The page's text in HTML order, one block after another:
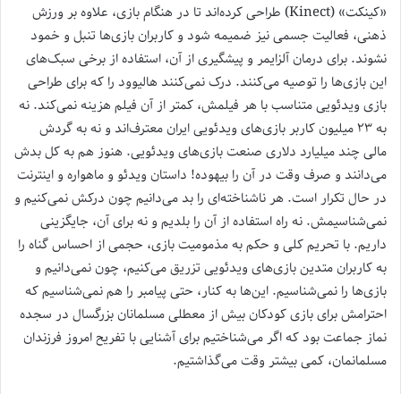
«کینکت» (Kinect) طراحی کرده‌اند تا در هنگام بازی، علاوه بر ورزش
ذهنی، فعالیت جسمی نیز ضمیمه شود و کاربران بازی‌ها تنبل و خمود
نشوند. برای درمان آلزایمر و پیشگیری از آن، استفاده از برخی سبک‌های
این بازی‌ها را توصیه می‌کنند. درک نمی‌کنند هالیوود را که برای طراحی
بازی ویدئویی متناسب با هر فیلمش، کمتر از آن فیلم هزینه نمی‌کند. نه
به ۲۳ میلیون کاربر بازی‌های ویدئویی ایران معترف‌اند و نه به گردش
مالی چند میلیارد دلاری صنعت بازی‌های ویدئویی. هنوز هم به کل بدش
می‌دانند و صرف وقت در آن را بیهوده! داستان ویدئو و ماهواره و اینترنت
در حال تکرار است. هر ناشناخته‌ای را بد می‌دانیم چون درکش نمی‌کنیم و
نمی‌شناسیمش. نه راه استفاده از آن را بلدیم و نه برای آن، جایگزینی
داریم. با تحریم کلی و حکم به مذمومیت بازی، حجمی از احساس گناه را
به کاربران متدین بازی‌های ویدئویی تزریق می‌کنیم، چون نمی‌دانیم و
بازی‌ها را نمی‌شناسیم. این‌ها به کنار، حتی پیامبر را هم نمی‌شناسیم که
احترامش برای بازی کودکان بیش از معطلی مسلمانان بزرگسال در سجده
نماز جماعت بود که اگر می‌شناختیم برای آشنایی با تفریح امروز فرزندان
مسلمانمان، کمی بیشتر وقت می‌گذاشتیم.